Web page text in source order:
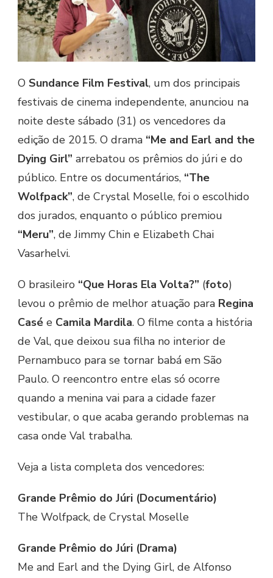
O Sundance Film Festival, um dos principais
festivais de cinema independente, anunciou na
noite deste sábado (31) os vencedores da
edição de 2015. O drama “Me and Earl and the
Dying Girl” arrebatou os prêmios do júri e do
público. Entre os documentários, “The
Wolfpack”, de Crystal Moselle, foi o escolhido
dos jurados, enquanto o público premiou
“Meru”, de Jimmy Chin e Elizabeth Chai
Vasarhelvi.
O brasileiro “Que Horas Ela Volta?” (foto)
levou o prêmio de melhor atuação para Regina
Casé e Camila Mardila. O filme conta a história
de Val, que deixou sua filha no interior de
Pernambuco para se tornar babá em São
Paulo. O reencontro entre elas só ocorre
quando a menina vai para a cidade fazer
vestibular, o que acaba gerando problemas na
casa onde Val trabalha.
Veja a lista completa dos vencedores:
Grande Prêmio do Júri (Documentário)
The Wolfpack, de Crystal Moselle
Grande Prêmio do Júri (Drama)
Me and Earl and the Dying Girl, de Alfonso